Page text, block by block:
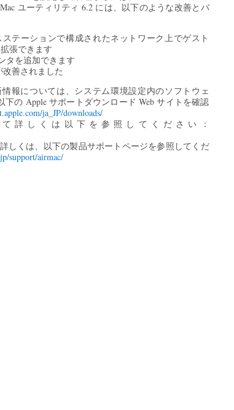
ユーティリティ 6.2 には、以下のような改善とバ
テーションで構成されたネットワーク上でゲスト
張できます
タを追加できます
善されました
報については、システム環境設定内のソフトウェ
下の Apple サポートダウンロード Web サイトを確認
ja_JP/downloads/
て詳しくは以下を参照してください：
しくは、以下の製品サポートページを参照してくだ
support/airmac/